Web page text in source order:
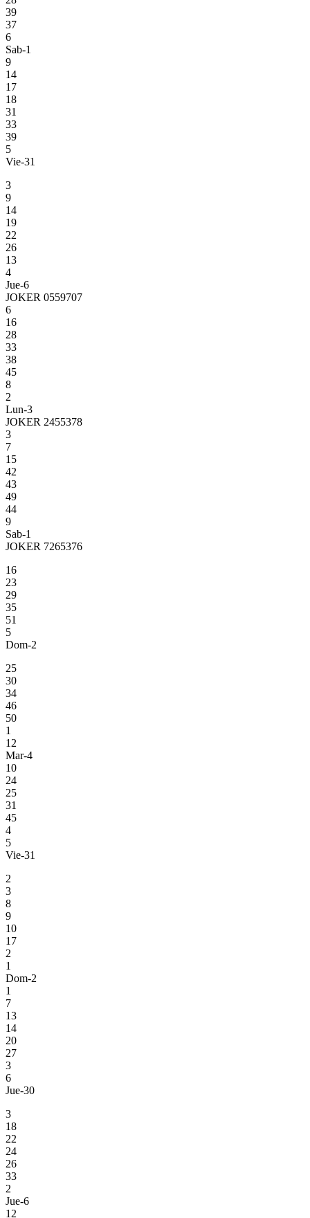
39
37
6
Sab-1
9
14
17
18
31
33
39
5
Vie-31
3
9
14
19
22
26
13
4
Jue-6
JOKER 0559707
6
16
28
33
38
45
8
2
Lun-3
JOKER 2455378
3
7
15
42
43
49
44
9
Sab-1
JOKER 7265376
16
23
29
35
51
5
Dom-2
25
30
34
46
50
1
12
Mar-4
10
24
25
31
45
4
5
Vie-31
2
3
8
9
10
17
2
1
Dom-2
1
7
13
14
20
27
3
6
Jue-30
3
18
22
24
26
33
2
Jue-6
12